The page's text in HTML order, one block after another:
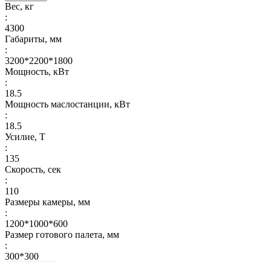
Вес, кг
:
4300
Габариты, мм
:
3200*2200*1800
Мощность, кВт
:
18.5
Мощность маслостанции, кВт
:
18.5
Усилие, Т
:
135
Скорость, сек
:
110
Размеры камеры, мм
:
1200*1000*600
Размер готового палета, мм
:
300*300